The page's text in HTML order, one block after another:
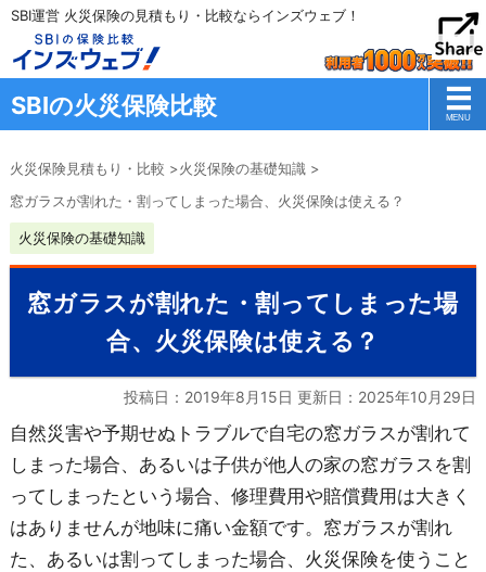
SBI運営 火災保険の見積もり・比較ならインズウェブ！
SBIの火災保険比較
火災保険見積もり・比較 >火災保険の基礎知識 >
窓ガラスが割れた・割ってしまった場合、火災保険は使える？
火災保険の基礎知識
窓ガラスが割れた・割ってしまった場
合、火災保険は使える？
投稿日：2019年8月15日 更新日： 2025年10月29日
自然災害や予期せぬトラブルで自宅の窓ガラスが割れて
しまった場合、あるいは子供が他人の家の窓ガラスを割
ってしまったという場合、修理費用や賠償費用は大きく
はありませんが地味に痛い金額です。窓ガラスが割れ
た、あるいは割ってしまった場合、火災保険を使うこと